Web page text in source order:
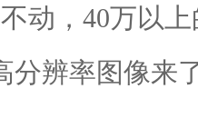
动，40万以
分辨率图像来